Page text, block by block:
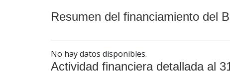
Resumen del financiamiento del
No hay datos disponibles.
Actividad financiera detallada al